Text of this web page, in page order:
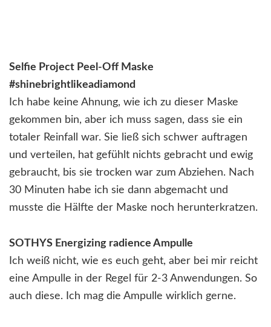
Selfie Project Peel-Off Maske
#shinebrightlikeadiamond
Ich habe keine Ahnung, wie ich zu dieser Maske
gekommen bin, aber ich muss sagen, dass sie ein
totaler Reinfall war. Sie ließ sich schwer auftragen
und verteilen, hat gefühlt nichts gebracht und ewig
gebraucht, bis sie trocken war zum Abziehen. Nach
30 Minuten habe ich sie dann abgemacht und
musste die Hälfte der Maske noch herunterkratzen.
SOTHYS Energizing radience Ampulle
Ich weiß nicht, wie es euch geht, aber bei mir reicht
eine Ampulle in der Regel für 2-3 Anwendungen. So
auch diese. Ich mag die Ampulle wirklich gerne.